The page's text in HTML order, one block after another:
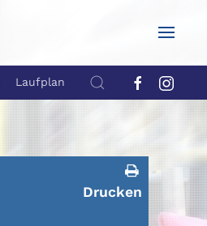
Laufplan
Drucken